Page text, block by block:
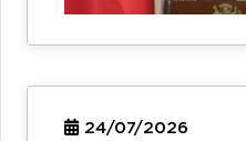
24/07/2026